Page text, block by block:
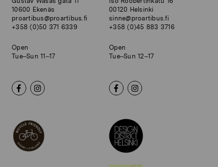
10600 Ekenäs
proartibus@proartibus.fi
+358 (0)50 371 6339
Open
Tue–Sun 11–17
00120 Helsinki
sinne@proartibus.fi
+358 (0)45 883 3716
Open
Tue–Sun 12–17